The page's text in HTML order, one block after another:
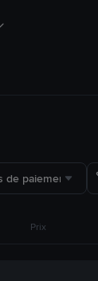
de paiement
Prix